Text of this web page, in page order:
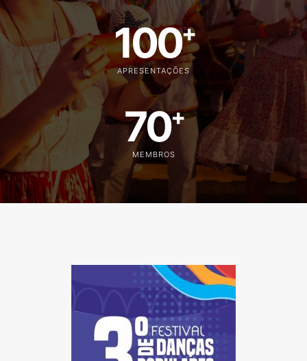
APRESENTAÇÕES
100+
MEMBROS
70+